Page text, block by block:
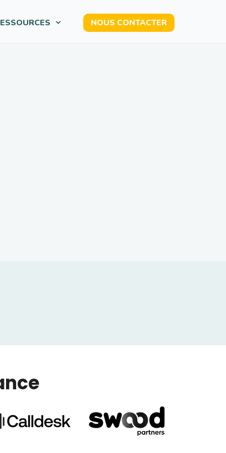
NOUS CONTACTER